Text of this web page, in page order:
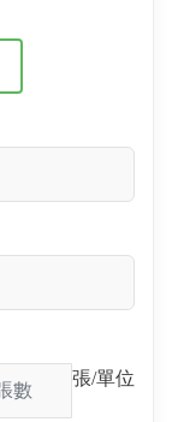
張/單位